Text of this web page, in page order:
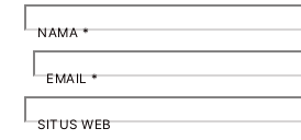
NAMA*
EMAIL*
SITUS WEB